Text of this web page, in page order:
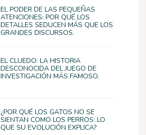
EL PODER DE LAS PEQUEÑAS
ATENCIONES: POR QUÉ LOS
DETALLES SEDUCEN MÁS QUE LOS
GRANDES DISCURSOS.
EL CLUEDO: LA HISTORIA
DESCONOCIDA DEL JUEGO DE
INVESTIGACIÓN MÁS FAMOSO.
¿POR QUÉ LOS GATOS NO SE
SIENTAN COMO LOS PERROS: LO
QUE SU EVOLUCIÓN EXPLICA?